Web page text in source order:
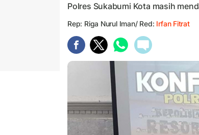
Polres Sukabumi Kota masih
Rep: Riga Nurul Iman/ Red: Irfan Fitrat